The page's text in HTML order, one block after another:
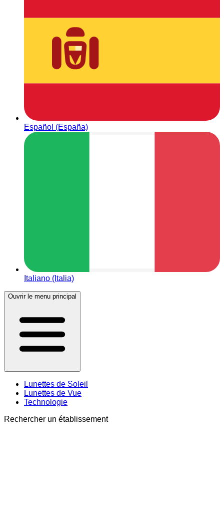
Español (España)
Italiano (Italia)
Ouvrir le menu principal
Lunettes de Soleil
Lunettes de Vue
Technologie
Rechercher un établissement